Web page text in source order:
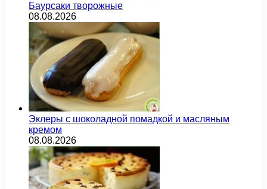
Баурсаки творожные
08.08.2026
Эклеры с шоколадной помадкой и масляным
кремом
08.08.2026